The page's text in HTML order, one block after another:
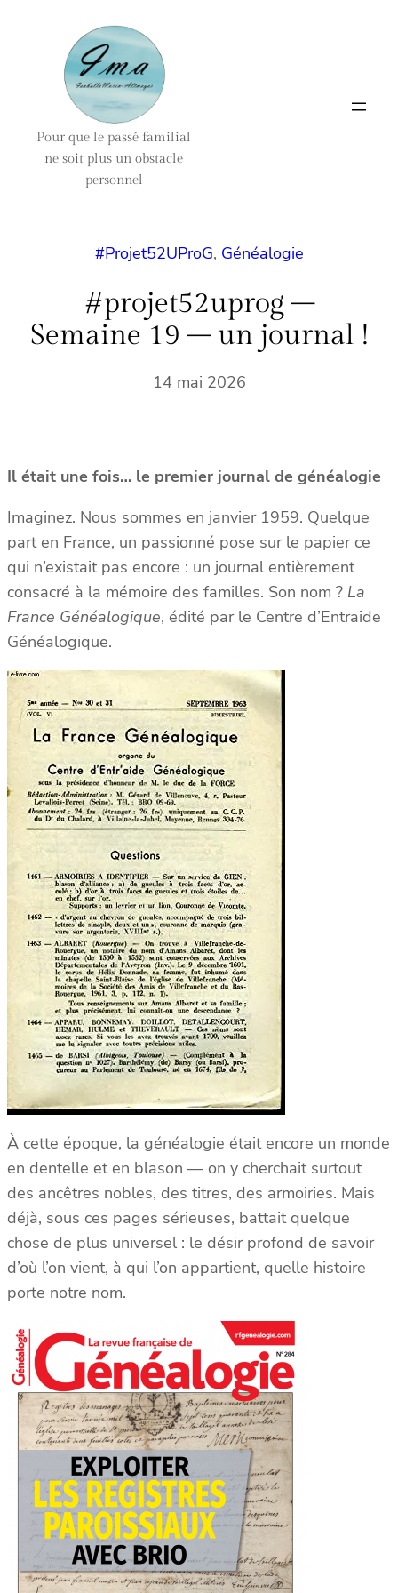
Pour que le passé familial
ne soit plus un obstacle
personnel
#Projet52UProG, Généalogie
#projet52uprog –
Semaine 19 – un journal !
14 mai 2026
Il était une fois… le premier journal de généalogie
Imaginez. Nous sommes en janvier 1959. Quelque
part en France, un passionné pose sur le papier ce
qui n’existait pas encore : un journal entièrement
consacré à la mémoire des familles. Son nom ? La
France Généalogique, édité par le Centre d’Entraide
Généalogique.
À cette époque, la généalogie était encore un monde
en dentelle et en blason — on y cherchait surtout
des ancêtres nobles, des titres, des armoiries. Mais
déjà, sous ces pages sérieuses, battait quelque
chose de plus universel : le désir profond de savoir
d’où l’on vient, à qui l’on appartient, quelle histoire
porte notre nom.